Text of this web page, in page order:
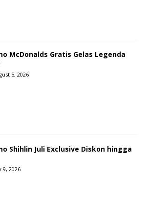
McDonalds Gratis Gelas Legenda
5, 2026
Shihlin Juli Exclusive Diskon hingga
9, 2026